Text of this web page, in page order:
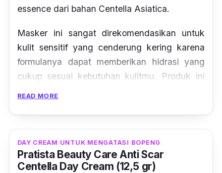
essence dari bahan Centella Asiatica.
Masker ini sangat direkomendasikan untuk
kulit sensitif yang cenderung kering karena
formulanya dapat memberikan hidrasi yang
cukup sesuai kebutuhan kulitmu. Produk ini
READ MORE
DAY CREAM UNTUK MENGATASI BOPENG
Pratista Beauty Care Anti Scar
Centella Day Cream (12,5 gr)